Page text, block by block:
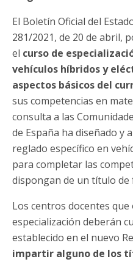
El Boletín Oficial del
281/2021, de 20 de abril,
el curso de
vehículos híbridos y
aspectos básicos del
sus competencias en
consulta a las
de España ha diseñado y
reglado específico en
para completar las
dispongan de un título
Los centros docentes
especialización deberán
establecido en el nuevo
impartir alguno de los